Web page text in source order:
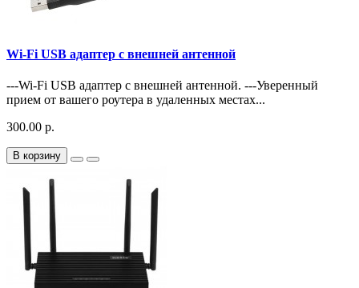
Wi-Fi USB адаптер с внешней антенной
---Wi-Fi USB адаптер с внешней антенной. ---Уверенный
прием от вашего роутера в удаленных местах...
300.00 р.
В корзину